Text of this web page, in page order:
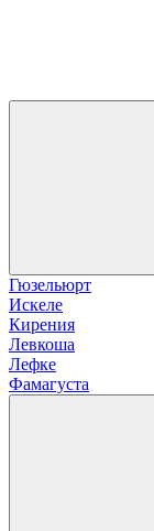
Гюзельюрт
Искеле
Кирения
Левкоша
Лефке
Фамагуста